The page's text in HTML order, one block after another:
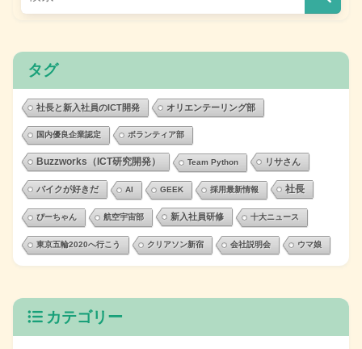
タグ
社長と新入社員のICT開発 オリエンテーリング部
国内優良企業認定 ボランティア部
Buzzworks（ICT研究開発） Team Python リサさん
バイクが好きだ AI GEEK 採用最新情報 社長
ぴーちゃん 航空宇宙部 新入社員研修 十大ニュース
東京五輪2020へ行こう クリアソン新宿 会社説明会 ウマ娘
カテゴリー